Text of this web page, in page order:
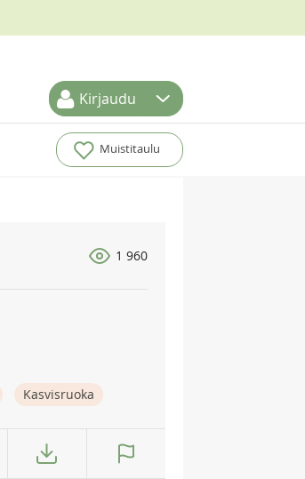
Kirjaudu
Muistitaulu
1 960
Kasvisruoka